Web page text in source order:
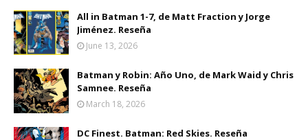
All in Batman 1-7, de Matt Fraction y Jorge
Jiménez. Reseña
June 13, 2026
Batman y Robin: Año Uno, de Mark Waid y Chris
Samnee. Reseña
March 18, 2026
DC Finest. Batman: Red Skies. Reseña